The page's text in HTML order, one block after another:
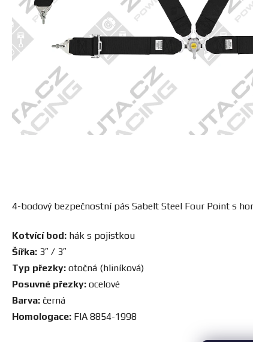
4-bodový bezpečnostní pás Sabelt Steel Four Point s
Kotvící bod: hák s pojistkou
Šířka: 3″ / 3″
Typ přezky: otočná (hliníková)
Posuvné přezky: ocelové
Barva: černá
Homologace: FIA 8854-1998